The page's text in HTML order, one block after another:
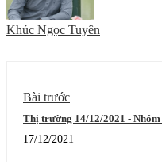
Khúc Ngọc Tuyên
Bài trước
Thị trường 14/12/2021 -
17/12/2021